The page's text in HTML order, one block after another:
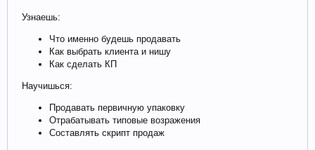
Узнаешь:
Что именно будешь продавать
Как выбрать клиента и нишу
Как сделать КП
Научишься:
Продавать первичную упаковку
Отрабатывать типовые возражения
Составлять скрипт продаж